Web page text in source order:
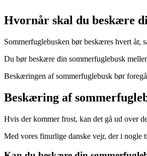
Hvornår skal du beskære
Sommerfuglebusken bør beskæres hvert år,
Du bør beskære din sommerfuglebusk
Beskæringen af sommerfuglebusk bør
Beskæring af
Hvis der kommer frost, kan det gå ud over
Med vores finurlige danske vejr, der i nogle